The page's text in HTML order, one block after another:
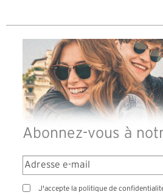
Abonnez-vous à
J'accepte la politique de